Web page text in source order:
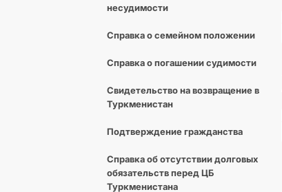
несудимости
Справка о семейном положении
Справка о погашении судимости
Cвидетельство на возвращение в
Туркменистан
Подтверждение гражданства
Справка об отсутствии долговых
обязательств перед ЦБ
Туркменистана